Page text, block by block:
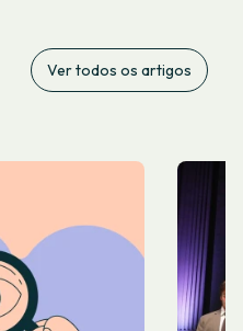
Ver todos os artigos